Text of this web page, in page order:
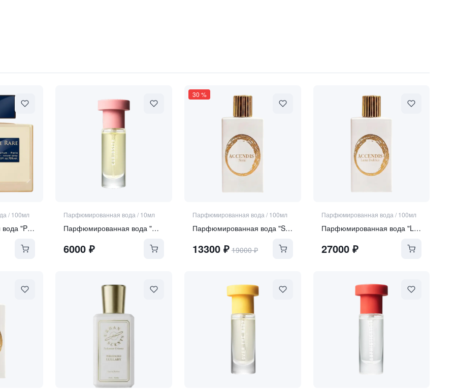
/ 100мл
Парфюмированная вода "Perle Rare"
Парфюмированная вода / 10мл
Парфюмированная вода "Curiosity"
6000 ₽
30 %
Парфюмированная вода / 100мл
Парфюмированная вода "SERA"
13300₽ 19000₽
Парфюмированная вода / 100мл
Парфюмированная вода "LUNA DULCIUS"
27000₽